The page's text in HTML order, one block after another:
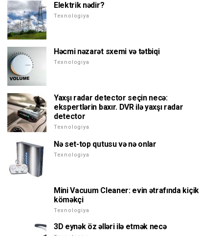
Elektrik nədir?
Texnologiya
Həcmi nəzarət sxemi və tətbiqi
Texnologiya
Yaxşı radar detector seçin necə:
ekspertlərin baxır. DVR ilə yaxşı radar
detector
Texnologiya
Nə set-top qutusu və nə onlar
Texnologiya
Mini Vacuum Cleaner: evin ətrafında kiçik
köməkçi
Texnologiya
3D eynək öz əlləri ilə etmək necə